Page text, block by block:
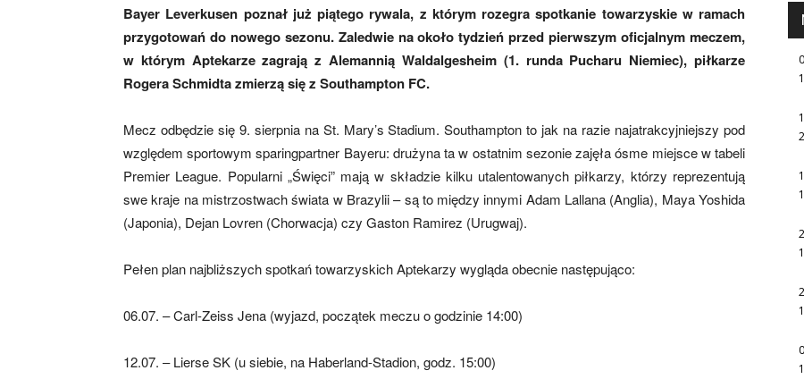
–
aktualności
(transfery,
mecze,
Bayer Leverkusen poznał już piątego rywala, z którym rozegra spotkanie towarzyskie w ramach
przygotowań do nowego sezonu. Zaledwie na około tydzień przed pierwszym oficjalnym meczem,
w którym Aptekarze zagrają z Alemannią Waldalgesheim (1. runda Pucharu Niemiec), piłkarze
Rogera Schmidta zmierzą się z Southampton FC.
Mecz odbędzie się 9. sierpnia na St. Mary’s Stadium. Southampton to jak na razie najatrakcyjniejszy pod
względem sportowym sparingpartner Bayeru: drużyna ta w ostatnim sezonie zajęła ósme miejsce w tabeli
Premier League. Popularni „Święci” mają w składzie kilku utalentowanych piłkarzy, którzy reprezentują
swe kraje na mistrzostwach świata w Brazylii – są to między innymi Adam Lallana (Anglia), Maya Yoshida
(Japonia), Dejan Lovren (Chorwacja) czy Gaston Ramirez (Urugwaj).
Pełen plan najbliższych spotkań towarzyskich Aptekarzy wygląda obecnie następująco:
06.07. – Carl-Zeiss Jena (wyjazd, początek meczu o godzinie 14:00)
12.07. – Lierse SK (u siebie, na Haberland-Stadion, godz. 15:00)